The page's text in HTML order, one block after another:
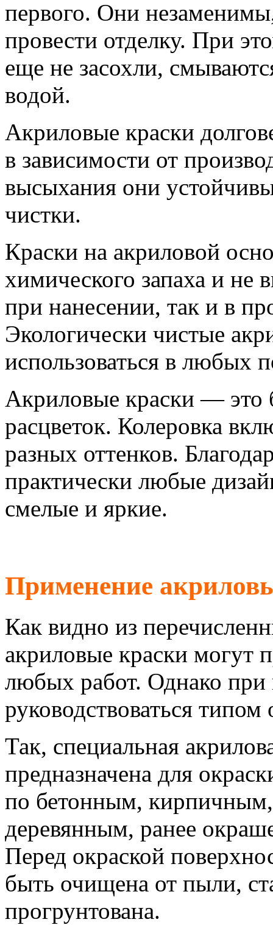
первого. Они
провести отделку. При
еще не засохли,
водой.
Акриловые краски
в зависимости от
высыхания они
чистки.
Краски на акриловой
химического запаха и не
при нанесении, так и в
Экологически чистые
использоваться в любых
Акриловые краски — это
расцветок. Колеровка
разных оттенков.
практически любые
смелые и яркие.
Применение
Как видно из
акриловые краски могут
любых работ. Однако
руководствоваться
Так, специальная
предназначена для
по бетонным,
деревянным, ранее
Перед окраской
быть очищена от пыли,
прогрунтована.